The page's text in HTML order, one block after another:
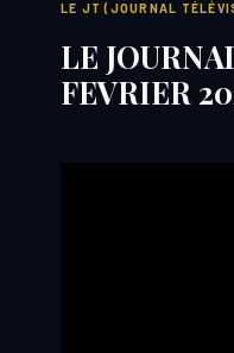
LE JT (JOURNAL
LE
FEVRIER